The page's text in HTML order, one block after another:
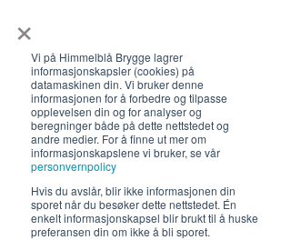
×
Vi på Himmelblå Brygge lagrer
informasjonskapsler (cookies) på
datamaskinen din. Vi bruker denne
informasjonen for å forbedre og tilpasse
opplevelsen din og for analyser og
beregninger både på dette nettstedet og
andre medier. For å finne ut mer om
informasjonskapslene vi bruker, se vår
personvernpolicy
Hvis du avslår, blir ikke informasjonen din
sporet når du besøker dette nettstedet. Én
enkelt informasjonskapsel blir brukt til å huske
preferansen din om ikke å bli sporet.
Åpningstider 2026
19. juni - 5. august 12-23 (02)
Lunsj 12-16:30 | Middag 18:30
Fra 30.7 begrenset servering
12-17, middag 18.30